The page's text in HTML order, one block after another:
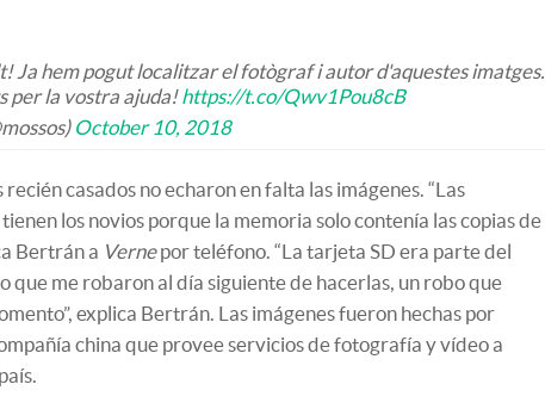
Ja hem pogut localitzar el fotògraf i autor d'aquestes imatges.
per la vostra ajuda!https://t.co/Qwv1Pou8cB
October 10, 2018
casados no echaron en falta las imágenes. “Las
los novios porque la memoria solo contenía las copias de
Bertrán a Vernepor teléfono. “La tarjeta SD era parte del
que me robaron al día siguiente de hacerlas, un robo que
explica Bertrán. Las imágenes fueron hechas por
china que provee servicios de fotografía y vídeo a